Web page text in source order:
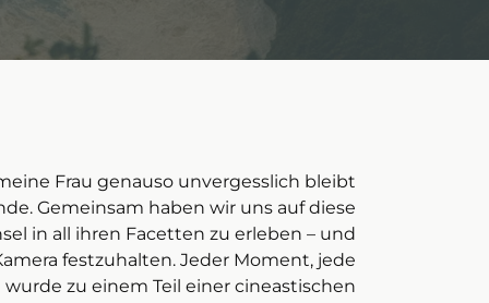
Frau genauso unvergesslich bleibt
Gemeinsam haben wir uns auf diese
in all ihren Facetten zu erleben – und
festzuhalten. Jeder Moment, jede
zu einem Teil einer cineastischen